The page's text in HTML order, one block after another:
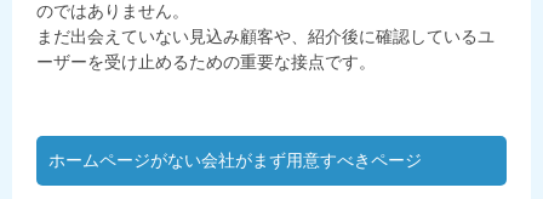
のではありません。
まだ出会えていない見込み顧客や、紹介後に確認しているユ
ーザーを受け止めるための重要な接点です。
ホームページがない会社がまず用意すべきページ